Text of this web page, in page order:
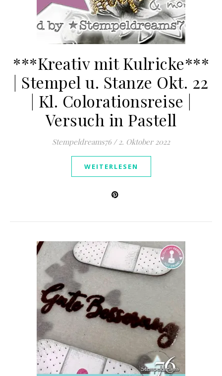
***Kreativ mit Kulricke***
| Stempel u. Stanze Okt. 22
| Kl. Colorationsreise |
Versuch in Pastell
Stempeldreams76 / 2. Oktober 2022
WEITERLESEN